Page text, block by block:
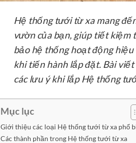
Hệ thống tưới từ xa mang
vườn của bạn, giúp tiết kiệm
bảo hệ thống hoạt động
khi tiến hành lắp đặt. Bài
các lưu ý khi lắp Hệ thống
Mục lục
Giới thiệu các loại Hệ thống tưới từ xa phổ
Các thành phần trong Hệ thống tưới từ xa